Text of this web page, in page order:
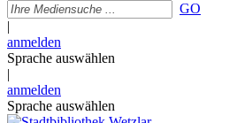
GO
|
anmelden
Sprache auswählen
|
anmelden
Sprache auswählen